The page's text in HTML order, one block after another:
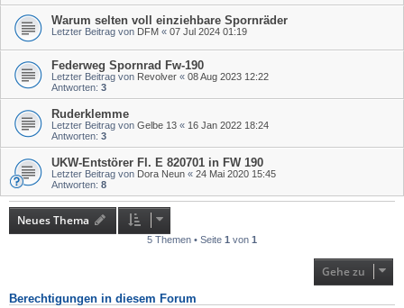
Warum selten voll einziehbare Spornräder
Letzter Beitrag von DFM « 07 Jul 2024 01:19
Federweg Spornrad Fw-190
Letzter Beitrag von Revolver « 08 Aug 2023 12:22
Antworten: 3
Ruderklemme
Letzter Beitrag von Gelbe 13 « 16 Jan 2022 18:24
Antworten: 3
UKW-Entstörer Fl. E 820701 in FW 190
Letzter Beitrag von Dora Neun « 24 Mai 2020 15:45
Antworten: 8
Neues Thema
5 Themen • Seite 1 von 1
Gehe zu
Berechtigungen in diesem Forum